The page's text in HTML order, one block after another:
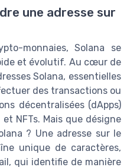
une adresse sur
monnaies, Solana se
et évolutif. Au cœur de
Solana, essentielles
des transactions ou
décentralisées (dApps)
NFTs. Mais que désigne
? Une adresse sur le
unique de caractères,
qui identifie de manière